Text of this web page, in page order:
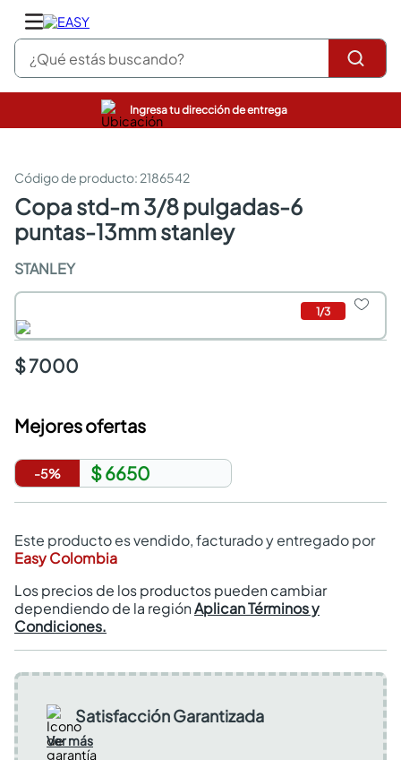
¿Qué estás buscando?
Ingresa tu dirección de entrega
: 2186542
copa std-m 3/8 pulgadas-6
puntas-13mm stanley
STANLEY
1/3
$ 7000
Mejores ofertas
-5% $ 6650
Este producto es vendido, facturado y entregado por
Easy Colombia
Los precios de los productos pueden cambiar
dependiendo de la regiónAplican Términos y
Condiciones.
Satisfacción Garantizada
Ver más
pinturas
sanitarios
comedor
escritorio
armarios closet
comedores